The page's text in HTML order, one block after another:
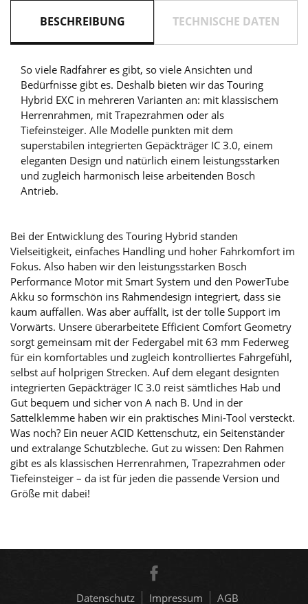
BESCHREIBUNG TECHNISCHE DATEN
So viele Radfahrer es gibt, so viele Ansichten und
Bedürfnisse gibt es. Deshalb bieten wir das Touring
Hybrid EXC in mehreren Varianten an: mit klassischem
Herrenrahmen, mit Trapezrahmen oder als
Tiefeinsteiger. Alle Modelle punkten mit dem
superstabilen integrierten Gepäckträger IC 3.0, einem
eleganten Design und natürlich einem leistungsstarken
und zugleich harmonisch leise arbeitenden Bosch
Antrieb.
Bei der Entwicklung des Touring Hybrid standen
Vielseitigkeit, einfaches Handling und hoher Fahrkomfort im
Fokus. Also haben wir den leistungsstarken Bosch
Performance Motor mit Smart System und den PowerTube
Akku so formschön ins Rahmendesign integriert, dass sie
kaum auffallen. Was aber auffällt, ist der tolle Support im
Vorwärts. Unsere überarbeitete Efficient Comfort Geometry
sorgt gemeinsam mit der Federgabel mit 63 mm Federweg
für ein komfortables und zugleich kontrolliertes Fahrgefühl,
selbst auf holprigen Strecken. Auf dem elegant designten
integrierten Gepäckträger IC 3.0 reist sämtliches Hab und
Gut bequem und sicher von A nach B. Und in der
Sattelklemme haben wir ein praktisches Mini-Tool versteckt.
Was noch? Ein neuer ACID Kettenschutz, ein Seitenständer
und extralange Schutzbleche. Gut zu wissen: Den Rahmen
gibt es als klassischen Herrenrahmen, Trapezrahmen oder
Tiefeinsteiger – da ist für jeden die passende Version und
Größe mit dabei!
Datenschutz Impressum AGB